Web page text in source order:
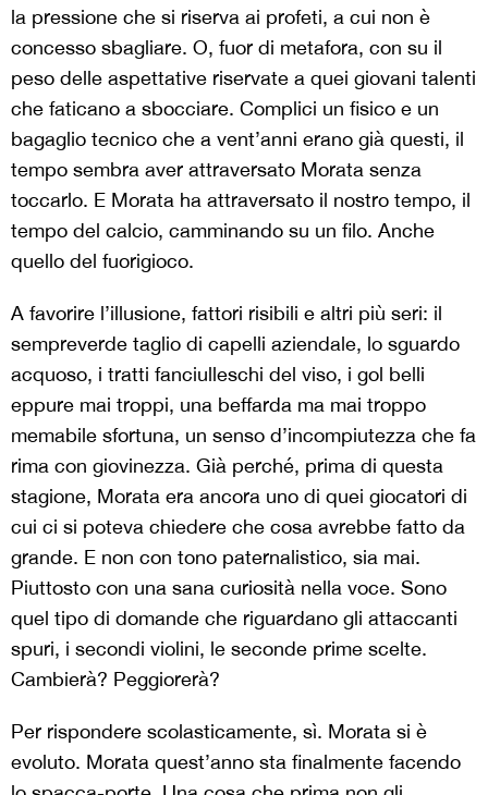
la pressione che si riserva ai profeti, a cui non è
concesso sbagliare. O, fuor di metafora, con su il
peso delle aspettative riservate a quei giovani talenti
che faticano a sbocciare. Complici un fisico e un
bagaglio tecnico che a vent’anni erano già questi, il
tempo sembra aver attraversato Morata senza
toccarlo. E Morata ha attraversato il nostro tempo, il
tempo del calcio, camminando su un filo. Anche
quello del fuorigioco.
A favorire l’illusione, fattori risibili e altri più seri: il
sempreverde taglio di capelli aziendale, lo sguardo
acquoso, i tratti fanciulleschi del viso, i gol belli
eppure mai troppi, una beffarda ma mai troppo
memabile sfortuna, un senso d’incompiutezza che fa
rima con giovinezza. Già perché, prima di questa
stagione, Morata era ancora uno di quei giocatori di
cui ci si poteva chiedere che cosa avrebbe fatto da
grande. E non con tono paternalistico, sia mai.
Piuttosto con una sana curiosità nella voce. Sono
quel tipo di domande che riguardano gli attaccanti
spuri, i secondi violini, le seconde prime scelte.
Cambierà? Peggiorerà?
Per rispondere scolasticamente, sì. Morata si è
evoluto. Morata quest’anno sta finalmente facendo